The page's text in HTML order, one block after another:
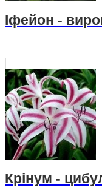
Іфейон -
Крінум -